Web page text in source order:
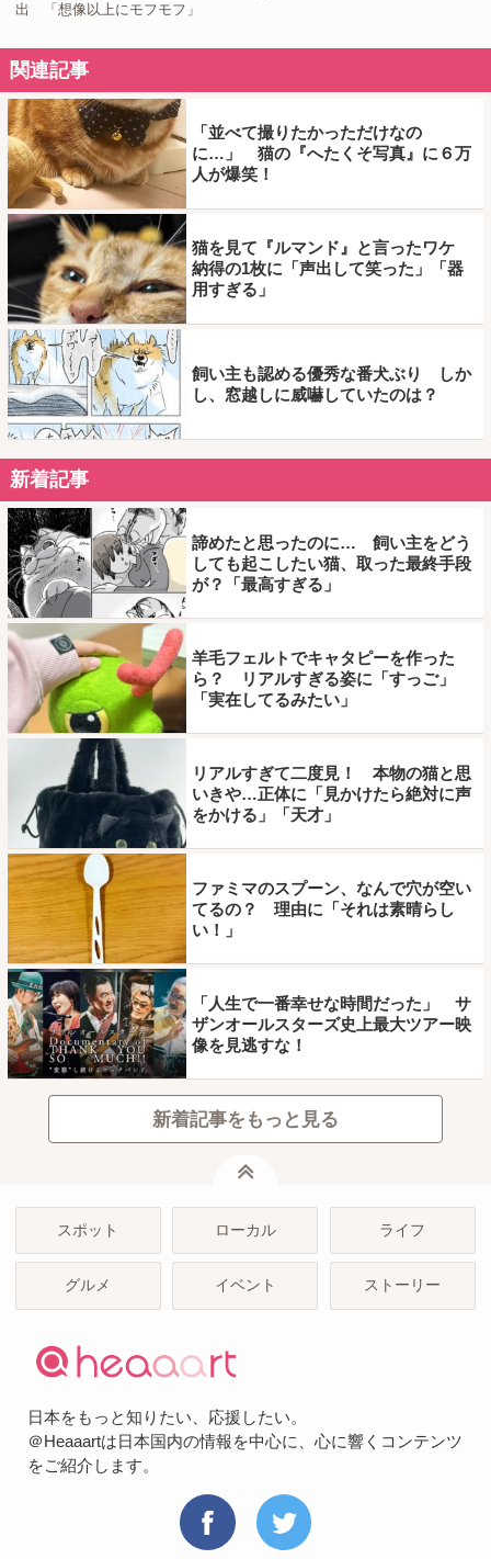
出 「想像以上にモフモフ」
関連記事
「並べて撮りたかっただけなの
に…」 猫の『へたくそ写真』に６万
人が爆笑！
猫を見て『ルマンド』と言ったワケ
納得の1枚に「声出して笑った」「器
用すぎる」
飼い主も認める優秀な番犬ぶり しか
し、窓越しに威嚇していたのは？
新着記事
諦めたと思ったのに… 飼い主をどう
しても起こしたい猫、取った最終手段
が？「最高すぎる」
羊毛フェルトでキャタピーを作った
ら？ リアルすぎる姿に「すっご」
「実在してるみたい」
リアルすぎて二度見！ 本物の猫と思
いきや…正体に「見かけたら絶対に声
をかける」「天才」
ファミマのスプーン、なんで穴が空い
てるの？ 理由に「それは素晴らし
い！」
「人生で一番幸せな時間だった」 サ
ザンオールスターズ史上最大ツアー映
像を見逃すな！
新着記事をもっと見る
スポット ローカル ライフ
グルメ イベント ストーリー
日本をもっと知りたい、応援したい。
＠Heaaartは日本国内の情報を中心に、心に響くコンテンツ
をご紹介します。